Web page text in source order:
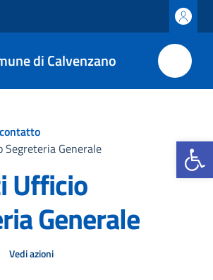
Apri la
di Calvenzano
Generale
Ufficio
Generale
Vedi azioni